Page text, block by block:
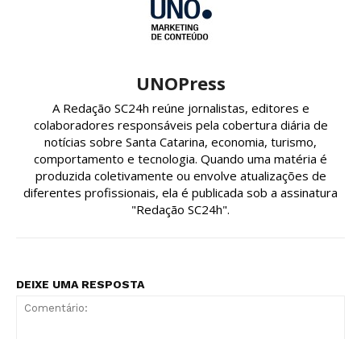
UNOPress
A Redação SC24h reúne jornalistas, editores e
colaboradores responsáveis pela cobertura diária de
notícias sobre Santa Catarina, economia, turismo,
comportamento e tecnologia. Quando uma matéria é
produzida coletivamente ou envolve atualizações de
diferentes profissionais, ela é publicada sob a assinatura
"Redação SC24h".
DEIXE UMA RESPOSTA